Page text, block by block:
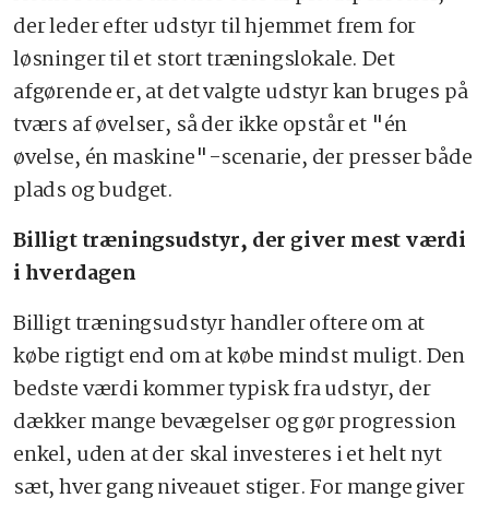
der leder efter udstyr til hjemmet frem for
løsninger til et stort træningslokale. Det
afgørende er, at det valgte udstyr kan bruges på
tværs af øvelser, så der ikke opstår et "én
øvelse, én maskine"-scenarie, der presser både
plads og budget.
Billigt træningsudstyr, der giver mest værdi
i hverdagen
Billigt træningsudstyr handler oftere om at
købe rigtigt end om at købe mindst muligt. Den
bedste værdi kommer typisk fra udstyr, der
dækker mange bevægelser og gør progression
enkel, uden at der skal investeres i et helt nyt
sæt, hver gang niveauet stiger. For mange giver